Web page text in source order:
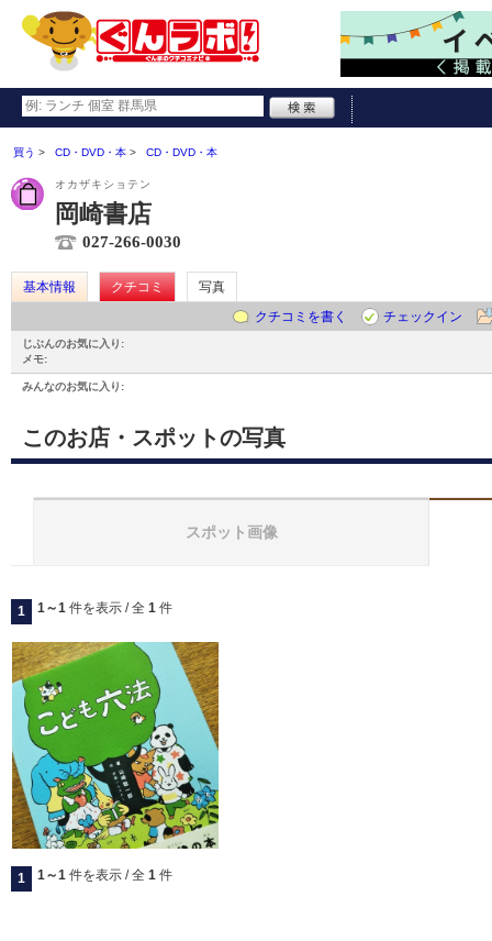
買う CD・DVD・本 CD・DVD・本
オカザキショテン
岡崎書店
027-266-0030
基本情報 クチコミ
写真
クチコミを書く
チェックイン
じぶんのお気に入り:
メモ:
みんなのお気に入り:
このお店・スポットの写真
スポット画像
1 1～1 件を表示 / 全 1 件
1 1～1 件を表示 / 全 1 件